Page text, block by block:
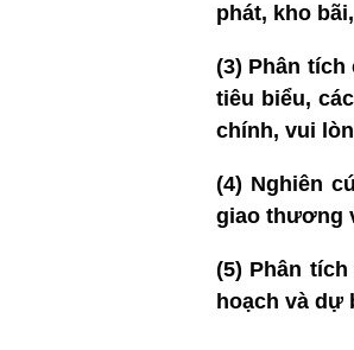
phát, kho
(3) Phân
tiêu biểu,
chính, vui
(4) Nghiên
giao thương
(5) Phân
hoạch và dự